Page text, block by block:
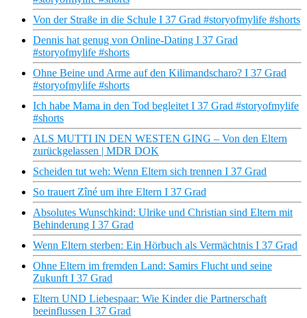
Von der Straße in die Schule I 37 Grad #storyofmylife #shorts
Dennis hat genug von Online-Dating I 37 Grad
#storyofmylife #shorts
Ohne Beine und Arme auf den Kilimandscharo? I 37 Grad
#storyofmylife #shorts
Ich habe Mama in den Tod begleitet I 37 Grad #storyofmylife
#shorts
ALS MUTTI IN DEN WESTEN GING – Von den Eltern
zurückgelassen | MDR DOK
Scheiden tut weh: Wenn Eltern sich trennen I 37 Grad
So trauert Zîné um ihre Eltern I 37 Grad
Absolutes Wunschkind: Ulrike und Christian sind Eltern mit
Behinderung I 37 Grad
Wenn Eltern sterben: Ein Hörbuch als Vermächtnis I 37 Grad
Ohne Eltern im fremden Land: Samirs Flucht und seine
Zukunft I 37 Grad
Eltern UND Liebespaar: Wie Kinder die Partnerschaft
beeinflussen I 37 Grad